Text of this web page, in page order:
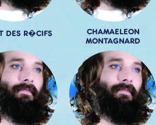
DES R�CIFS
CHAMAELEON
MONTAGNARD